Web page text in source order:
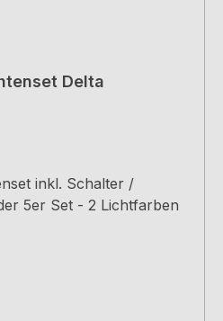
Delta
inkl. Schalter /
5er Set - 2 Lichtfarben